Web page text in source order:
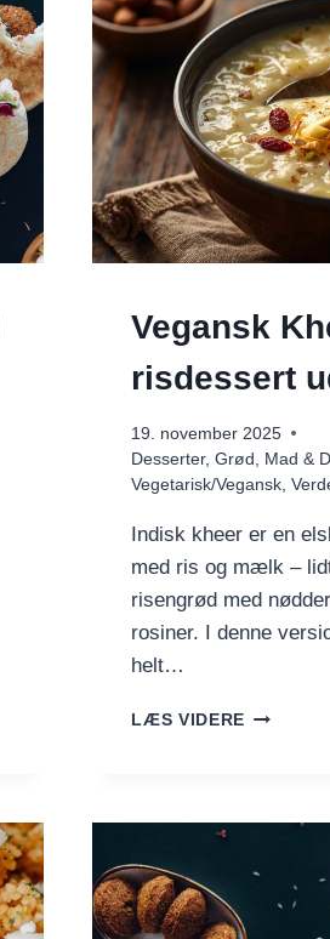
Vegansk
risdessert
19. november 2025
Desserter,Grød Mad &
Vegetarisk/Vegansk ,
Indisk kheer er en
med ris og mælk –
risengrød med
rosiner. I denne
helt…
LÆS VIDERE VEGANSK